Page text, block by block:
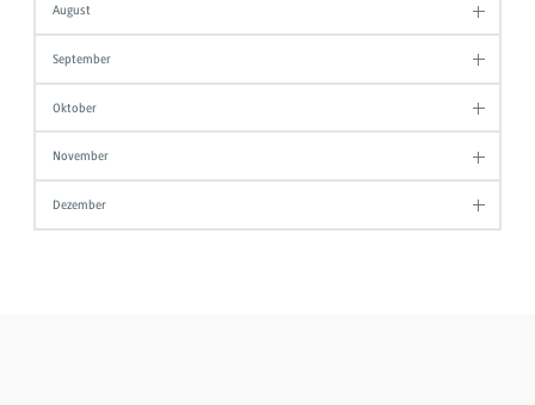
August
September
Oktober
November
Dezember